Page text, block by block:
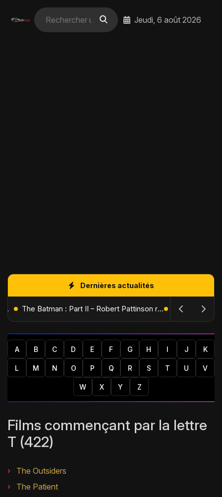
Jeudi, 6 août 2026
Dernières actualités
L'Âge de Glace : Le Réveil du Volcan – Manny, Sid et Diego de retour pour une aventure explosive The Batman : Part II – Robert Pattinson replonge dans les ténèbres de Gotham dès octobre 2027
A B C D E F G H I J K
L M N O P Q R S T U V
W X Y Z
Films commençant par la lettre
T (422)
The Outsiders
The Patient